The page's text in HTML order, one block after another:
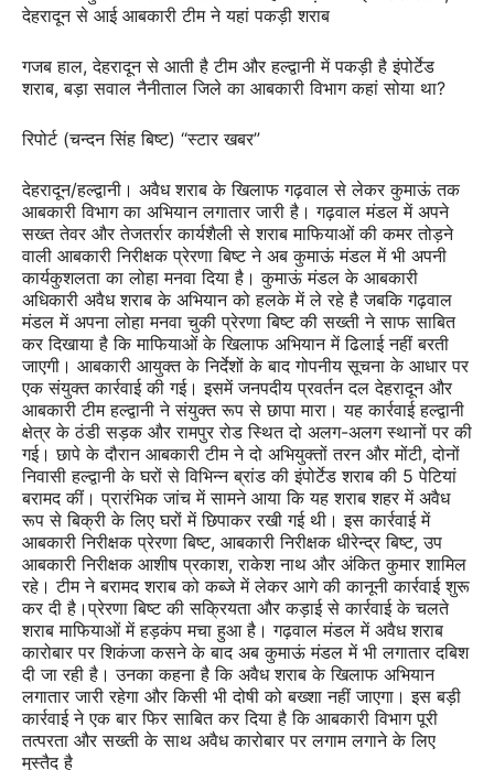
देहरादून से आई आबकारी टीम ने यहां पकड़ी शराब
गजब हाल, देहरादून से आती है टीम और हल्द्वानी में पकड़ी है इंपोर्टेड
शराब, बड़ा सवाल नैनीताल जिले का आबकारी विभाग कहां सोया था?
रिपोर्ट (चन्दन सिंह बिष्ट) “स्टार खबर”
देहरादून/हल्द्वानी। अवैध शराब के खिलाफ गढ़वाल से लेकर कुमाऊं तक
आबकारी विभाग का अभियान लगातार जारी है। गढ़वाल मंडल में अपने
सख्त तेवर और तेजतर्रार कार्यशैली से शराब माफियाओं की कमर तोड़ने
वाली आबकारी निरीक्षक प्रेरणा बिष्ट ने अब कुमाऊं मंडल में भी अपनी
कार्यकुशलता का लोहा मनवा दिया है। कुमाऊं मंडल के आबकारी
अधिकारी अवैध शराब के अभियान को हलके में ले रहे है जबकि गढ़वाल
मंडल में अपना लोहा मनवा चुकी प्रेरणा बिष्ट की सख्ती ने साफ साबित
कर दिखाया है कि माफियाओं के खिलाफ अभियान में ढिलाई नहीं बरती
जाएगी। आबकारी आयुक्त के निर्देशों के बाद गोपनीय सूचना के आधार पर
एक संयुक्त कार्रवाई की गई। इसमें जनपदीय प्रवर्तन दल देहरादून और
आबकारी टीम हल्द्वानी ने संयुक्त रूप से छापा मारा। यह कार्रवाई हल्द्वानी
क्षेत्र के ठंडी सड़क और रामपुर रोड स्थित दो अलग-अलग स्थानों पर की
गई। छापे के दौरान आबकारी टीम ने दो अभियुक्तों तरन और मोंटी, दोनों
निवासी हल्द्वानी के घरों से विभिन्न ब्रांड की इंपोर्टेड शराब की 5 पेटियां
बरामद कीं। प्रारंभिक जांच में सामने आया कि यह शराब शहर में अवैध
रूप से बिक्री के लिए घरों में छिपाकर रखी गई थी। इस कार्रवाई में
आबकारी निरीक्षक प्रेरणा बिष्ट, आबकारी निरीक्षक धीरेन्द्र बिष्ट, उप
आबकारी निरीक्षक आशीष प्रकाश, राकेश नाथ और अंकित कुमार शामिल
रहे। टीम ने बरामद शराब को कब्जे में लेकर आगे की कानूनी कार्रवाई शुरू
कर दी है।प्रेरणा बिष्ट की सक्रियता और कड़ाई से कार्रवाई के चलते
शराब माफियाओं में हड़कंप मचा हुआ है। गढ़वाल मंडल में अवैध शराब
कारोबार पर शिकंजा कसने के बाद अब कुमाऊं मंडल में भी लगातार दबिश
दी जा रही है। उनका कहना है कि अवैध शराब के खिलाफ अभियान
लगातार जारी रहेगा और किसी भी दोषी को बख्शा नहीं जाएगा। इस बड़ी
कार्रवाई ने एक बार फिर साबित कर दिया है कि आबकारी विभाग पूरी
तत्परता और सख्ती के साथ अवैध कारोबार पर लगाम लगाने के लिए
मुस्तैद है